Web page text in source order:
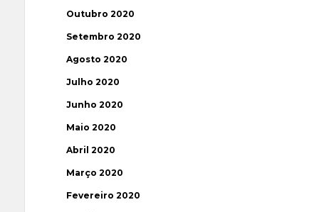
Outubro 2020
Setembro 2020
Agosto 2020
Julho 2020
Junho 2020
Maio 2020
Abril 2020
Março 2020
Fevereiro 2020